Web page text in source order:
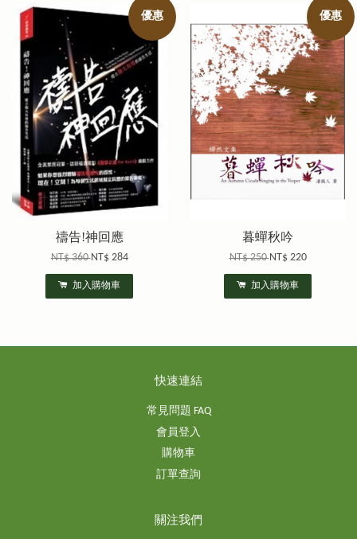
優惠
禱告!神回應
NT$ 360NT$ 284
加入購物車
優惠
暮蟬秋吟
NT$ 250NT$ 220
加入購物車
快速連結
常見問題 FAQ
會員登入
購物車
訂單查詢
關注我們